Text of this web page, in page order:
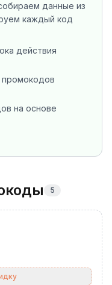
данные из
каждый код
действия
промокодов
на основе
5